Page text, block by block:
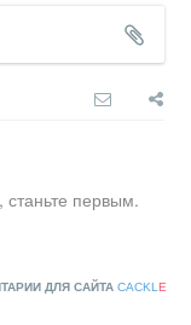
первым.
ДЛЯ САЙТА CACKL E